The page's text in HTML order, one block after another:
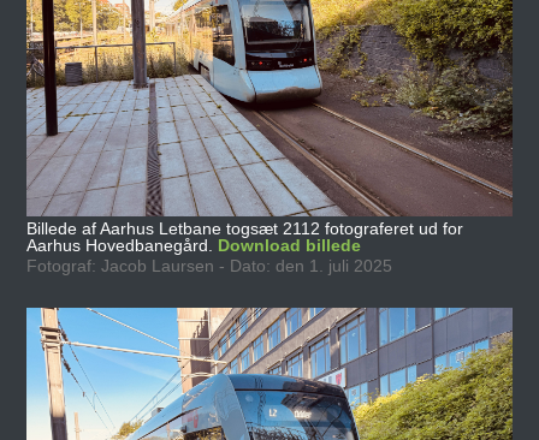
Billede af Aarhus Letbane togsæt 2112 fotograferet ud for
Aarhus Hovedbanegård. Download billede
Fotograf: Jacob Laursen - Dato: den 1. juli 2025